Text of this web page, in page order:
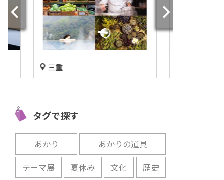
バギー、カヌー、ジップライ
ン！「めいほうリゾート」に
アクティビティスポット
「ASOBOT」がオープン!!
松坂屋の初代社長が
貴な別荘「揚輝荘」
三重
開催中
タグで探す
あかり
あかりの道具
テーマ展
夏休み 文化
歴史